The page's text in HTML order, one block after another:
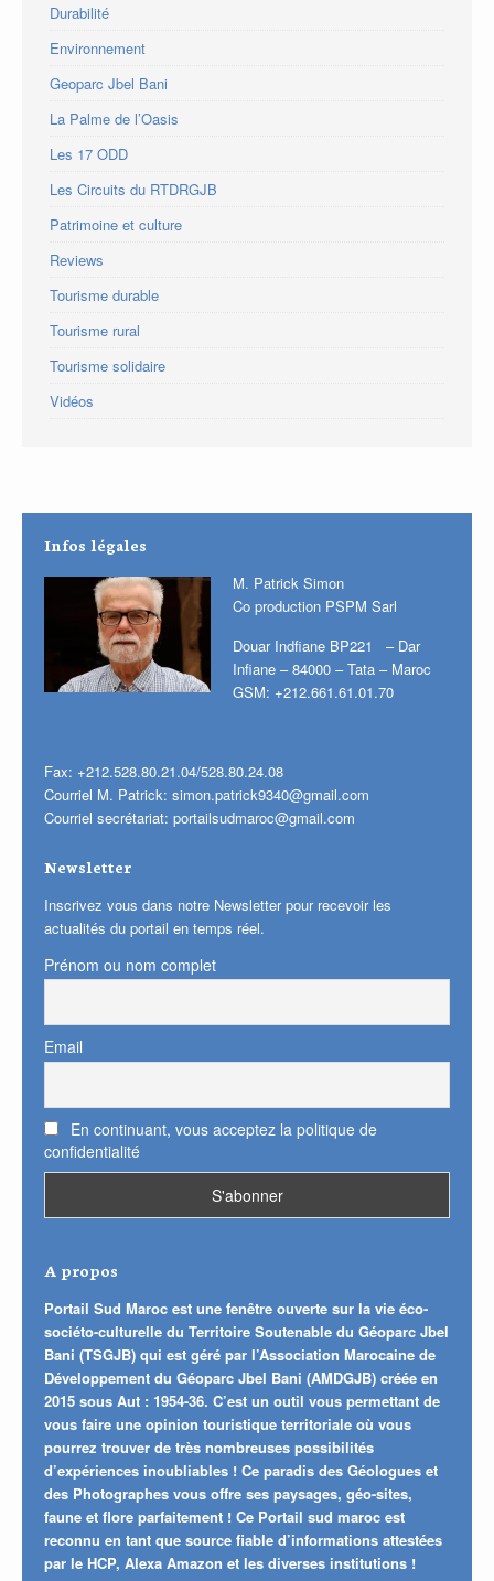
Durabilité
Environnement
Geoparc Jbel Bani
La Palme de l’Oasis
Les 17 ODD
Les Circuits du RTDRGJB
Patrimoine et culture
Reviews
Tourisme durable
Tourisme rural
Tourisme solidaire
Vidéos
Infos légales
M. Patrick Simon
Co production PSPM Sarl
Douar Indfiane BP221 – Dar
Infiane – 84000 – Tata – Maroc
GSM: +212.661.61.01.70
Fax: +212.528.80.21.04/528.80.24.08
Courriel M. Patrick: simon.patrick9340@gmail.com
Courriel secrétariat: portailsudmaroc@gmail.com
Newsletter
Inscrivez vous dans notre Newsletter pour recevoir les
actualités du portail en temps réel.
Prénom ou nom complet
Email
En continuant, vous acceptez la politique de
confidentialité
A propos
Portail Sud Maroc est une fenêtre ouverte sur la vie éco-
sociéto-culturelle du Territoire Soutenable du Géoparc Jbel
Bani (TSGJB) qui est géré par l’Association Marocaine de
Développement du Géoparc Jbel Bani (AMDGJB) créée en
2015 sous Aut : 1954-36. C’est un outil vous permettant de
vous faire une opinion touristique territoriale où vous
pourrez trouver de très nombreuses possibilités
d’expériences inoubliables ! Ce paradis des Géologues et
des Photographes vous offre ses paysages, géo-sites,
faune et flore parfaitement ! Ce Portail sud maroc est
reconnu en tant que source fiable d’informations attestées
par le HCP, Alexa Amazon et les diverses institutions !